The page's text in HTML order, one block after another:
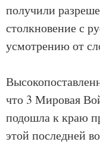
получили
столкновение с
усмотрению от
что 3 Мировая
подошла к краю
этой последней